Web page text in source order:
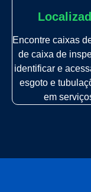
Encontre caixas
de caixa de
identificar e
esgoto e
em